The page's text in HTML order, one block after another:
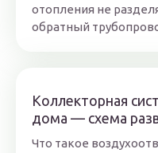
отопления не
обратный
Коллекторная
дома — схема
Что такое